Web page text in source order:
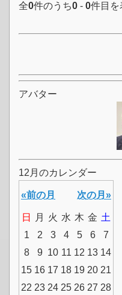
全0件のうち0 - 0件目を
アバター
12月のカレンダー
«前の月 次の月»
日 月 火 水 木 金 土
1
2 3 4 5 6
7
8
9 10 11 12 13 14
15 16 17 18 19 20 21
22 23 24 25 26 27 28